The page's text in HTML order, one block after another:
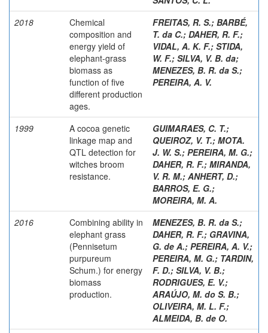
2018
Chemical
composition and
energy yield of
elephant-grass
biomass as
function of five
different production
ages.
FREITAS, R. S.; BARBÉ,
T. da C.; DAHER, R. F.;
VIDAL, A. K. F.; STIDA,
W. F.; SILVA, V. B. da;
MENEZES, B. R. da S.;
PEREIRA, A. V.
1999
A cocoa genetic
linkage map and
QTL detection for
witches broom
resistance.
GUIMARAES, C. T.;
QUEIROZ, V. T.; MOTA.
J. W. S.; PEREIRA, M. G.;
DAHER, R. F.; MIRANDA,
V. R. M.; ANHERT, D.;
BARROS, E. G.;
MOREIRA, M. A.
2016
Combining ability in
elephant grass
(Pennisetum
purpureum
Schum.) for energy
biomass
production.
MENEZES, B. R. da S.;
DAHER, R. F.; GRAVINA,
G. de A.; PEREIRA, A. V.;
PEREIRA, M. G.; TARDIN,
F. D.; SILVA, V. B.;
RODRIGUES, E. V.;
ARAÚJO, M. do S. B.;
OLIVEIRA, M. L. F.;
ALMEIDA, B. de O.